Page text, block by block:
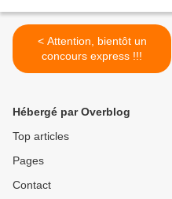
< Attention, bientôt un
concours express !!!
Hébergé par Overblog
Top articles
Pages
Contact